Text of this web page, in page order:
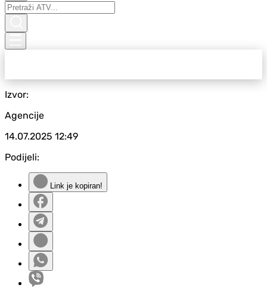
Izvor:
Agencije
14.07.2025 12:49
Podijeli:
Link je kopiran!